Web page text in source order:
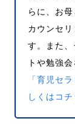
らに、お
カウンセ
す。また
トや勉強
「育児セ
しくはコ